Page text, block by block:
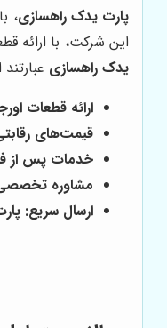
پارت یدک راهسازی،
این شرکت، با ارائه
یدک راهسازی عبارتند
ارائه قطعات
قیمت‌های
خدمات پس از
مشاوره
ارسال سریع: